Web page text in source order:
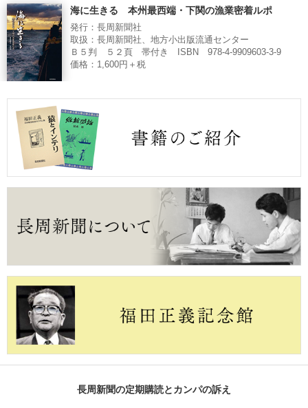
海に生きる 本州最西端・下関の漁業密着ルポ
発行：長周新聞社
取扱：長周新聞社、地方小出版流通センター
Ｂ５判 ５２頁 帯付き ISBN 978-4-9909603-3-9
価格：1,600円＋税
長周新聞の定期購読とカンパの訴え